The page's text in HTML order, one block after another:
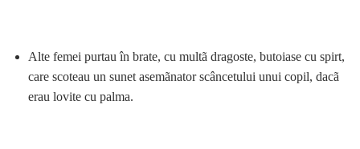
Alte femei purtau în brate, cu multã dragoste, butoiase cu spirt,
care scoteau un sunet asemãnator scâncetului unui copil, dacã
erau lovite cu palma.